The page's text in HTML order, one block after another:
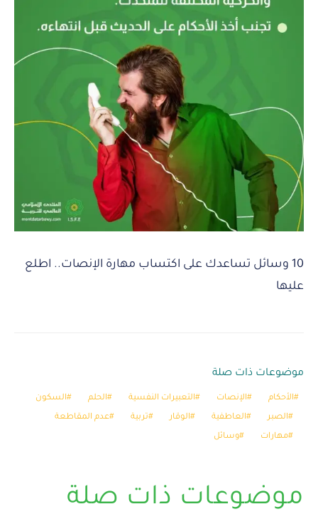
10 وسائل تساعدك على اكتساب مهارة الإنصات.. اطلع
عليها
موضوعات ذات صلة
الأحكام الإنصات التعبيرات النفسية الحلم السكون
الصبر العاطفية الوقار تربية عدم المقاطعة
مهارات وسائل
موضوعات ذات صلة